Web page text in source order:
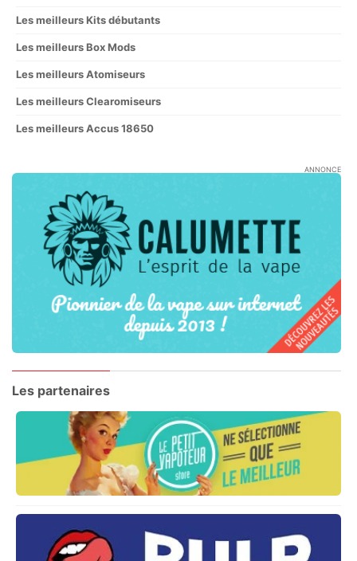
Les meilleurs Kits débutants
Les meilleurs Box Mods
Les meilleurs Atomiseurs
Les meilleurs Clearomiseurs
Les meilleurs Accus 18650
ANNONCE
Les partenaires